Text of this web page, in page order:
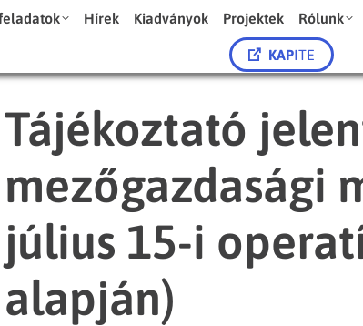
Hírek Kiadványok Projektek Rólunk
KAPITE
Tájékoztató
mezőgazdasági
július 15-i
alapján)